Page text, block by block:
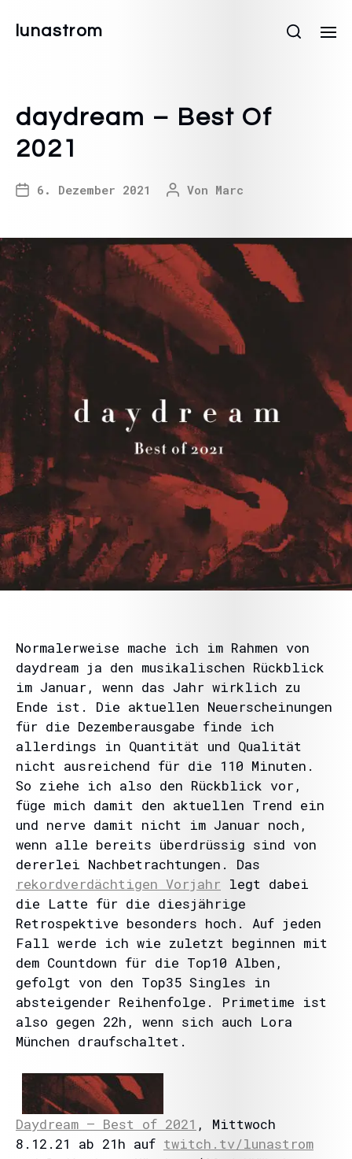
lunastrom
daydream – Best Of
2021
6. Dezember 2021 Von Marc
Normalerweise mache ich im Rahmen von
daydream ja den musikalischen Rückblick
im Januar, wenn das Jahr wirklich zu
Ende ist. Die aktuellen Neuerscheinungen
für die Dezemberausgabe finde ich
allerdings in Quantität und Qualität
nicht ausreichend für die 110 Minuten.
So ziehe ich also den Rückblick vor,
füge mich damit den aktuellen Trend ein
und nerve damit nicht im Januar noch,
wenn alle bereits überdrüssig sind von
dererlei Nachbetrachtungen. Das
rekordverdächtigen Vorjahr legt dabei
die Latte für die diesjährige
Retrospektive besonders hoch. Auf jeden
Fall werde ich wie zuletzt beginnen mit
dem Countdown für die Top10 Alben,
gefolgt von den Top35 Singles in
absteigender Reihenfolge. Primetime ist
also gegen 22h, wenn sich auch Lora
München draufschaltet.
Daydream – Best of 2021 , Mittwoch
8.12.21 ab 21h auf twitch.tv/lunastrom